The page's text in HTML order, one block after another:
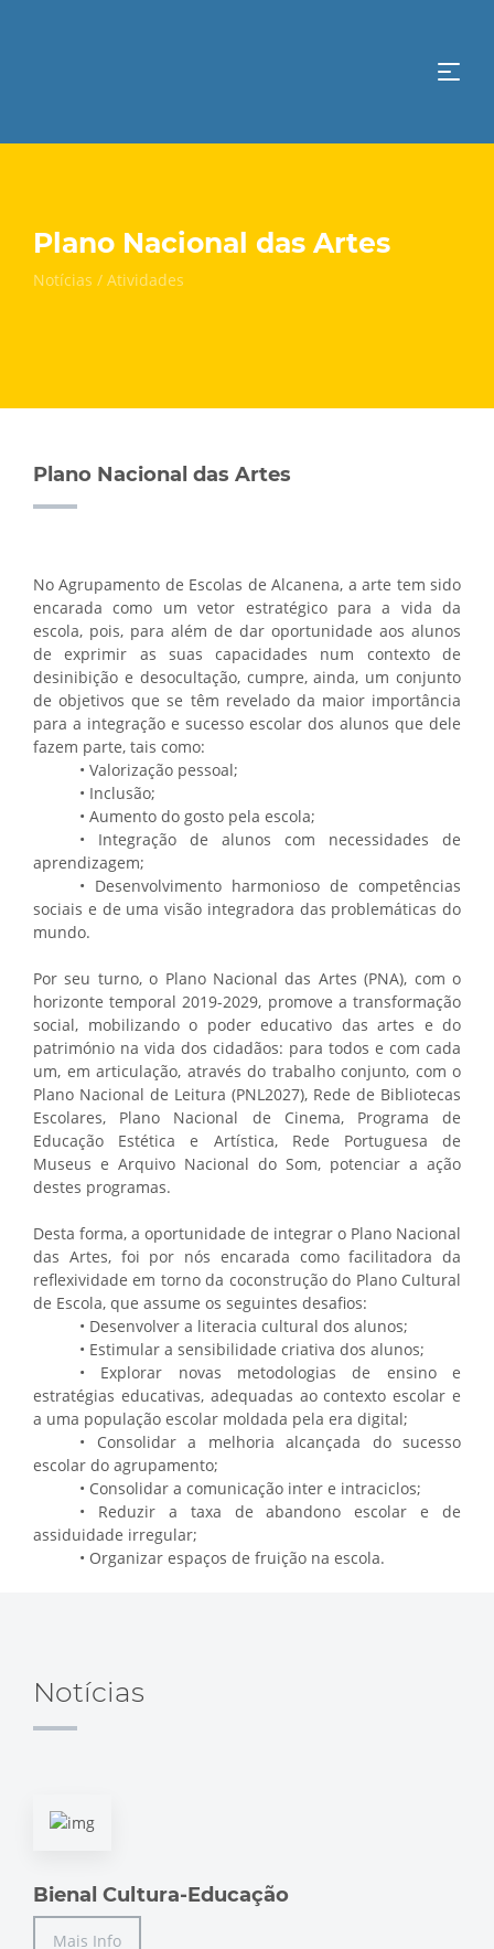
Plano Nacional das Artes
Notícias / Atividades
Plano Nacional das Artes
No Agrupamento de Escolas de Alcanena, a arte tem sido
encarada como um vetor estratégico para a vida da
escola, pois, para além de dar oportunidade aos alunos
de exprimir as suas capacidades num contexto de
desinibição e desocultação, cumpre, ainda, um conjunto
de objetivos que se têm revelado da maior importância
para a integração e sucesso escolar dos alunos que dele
fazem parte, tais como:
• Valorização pessoal;
• Inclusão;
• Aumento do gosto pela escola;
• Integração de alunos com necessidades de
aprendizagem;
• Desenvolvimento harmonioso de competências
sociais e de uma visão integradora das problemáticas do
mundo.
Por seu turno, o Plano Nacional das Artes (PNA), com o
horizonte temporal 2019-2029, promove a transformação
social, mobilizando o poder educativo das artes e do
património na vida dos cidadãos: para todos e com cada
um, em articulação, através do trabalho conjunto, com o
Plano Nacional de Leitura (PNL2027), Rede de Bibliotecas
Escolares, Plano Nacional de Cinema, Programa de
Educação Estética e Artística, Rede Portuguesa de
Museus e Arquivo Nacional do Som, potenciar a ação
destes programas.
Desta forma, a oportunidade de integrar o Plano Nacional
das Artes, foi por nós encarada como facilitadora da
reflexividade em torno da coconstrução do Plano Cultural
de Escola, que assume os seguintes desafios:
• Desenvolver a literacia cultural dos alunos;
• Estimular a sensibilidade criativa dos alunos;
• Explorar novas metodologias de ensino e
estratégias educativas, adequadas ao contexto escolar e
a uma população escolar moldada pela era digital;
• Consolidar a melhoria alcançada do sucesso
escolar do agrupamento;
• Consolidar a comunicação inter e intraciclos;
• Reduzir a taxa de abandono escolar e de
assiduidade irregular;
• Organizar espaços de fruição na escola.
Notícias
Bienal Cultura-Educação
Mais Info